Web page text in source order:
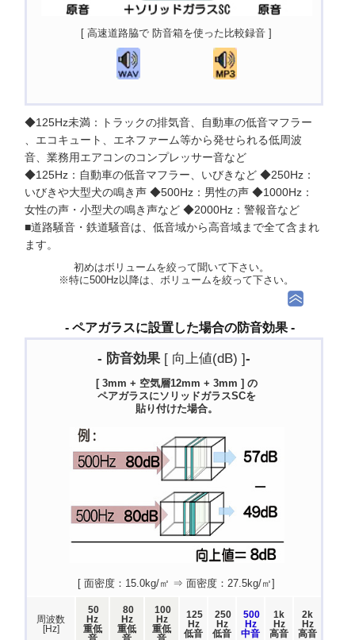
[ 高速道路脇で 防音箱を使った比較録音 ]
◆125Hz未満：トラックの排気音、自動車の低音マフラー
、エコキュート、エネファーム等から発せられる低周波
音、業務用エアコンのコンプレッサー音など
◆125Hz：自動車の低音マフラー、いびきなど ◆250Hz：
いびきや大型犬の鳴き声 ◆500Hz：男性の声 ◆1000Hz：
女性の声・小型犬の鳴き声など ◆2000Hz：警報音など
■道路騒音・鉄道騒音は、低音域から高音域まで全て含まれ
ます。
初めはボリュームを絞って聞いて下さい。
※特に500Hz以降は、ボリュームを絞って下さい。
- ペアガラスに設置した場合の防音効果 -
- 防音効果 [ 向上値(dB) ]-
[ 3mm + 空気層12mm + 3mm ] の
ペアガラスにソリッドガラスSCを
貼り付けた場合。
[ 面密度：15.0kg/㎡ ⇒ 面密度：27.5kg/㎡]
周波数
[Hz]
50
Hz
重低
80
Hz
重低
100
Hz
重低
125
Hz
低音
250
Hz
低音
500
Hz
中音
1k
Hz
高音
2k
Hz
高音